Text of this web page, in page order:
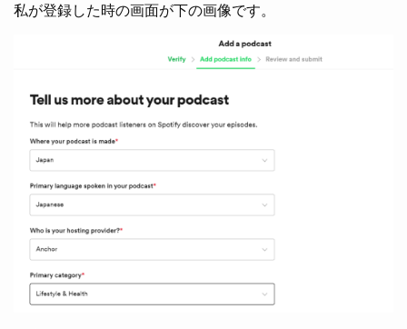
私が登録した時の画面が下の画像です。